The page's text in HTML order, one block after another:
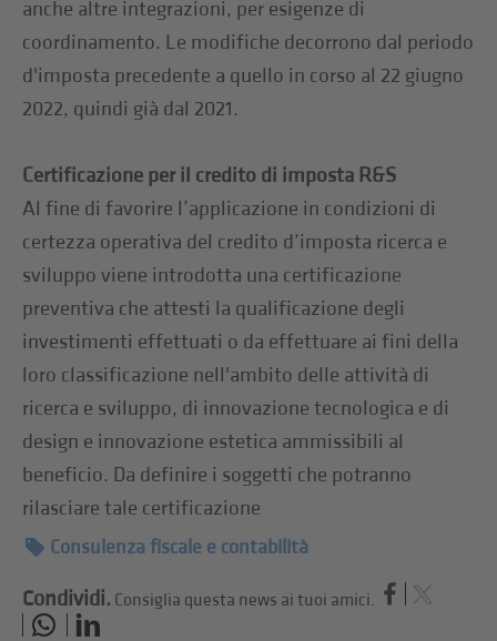
anche altre integrazioni, per esigenze di
coordinamento. Le modifiche decorrono dal periodo
d'imposta precedente a quello in corso al 22 giugno
2022, quindi già dal 2021.
Certificazione per il credito di imposta R&S
Al fine di favorire l’applicazione in condizioni di
certezza operativa del credito d’imposta ricerca e
sviluppo viene introdotta una certificazione
preventiva che attesti la qualificazione degli
investimenti effettuati o da effettuare ai fini della
loro classificazione nell'ambito delle attività di
ricerca e sviluppo, di innovazione tecnologica e di
design e innovazione estetica ammissibili al
beneficio. Da definire i soggetti che potranno
rilasciare tale certificazione
Consulenza fiscale e contabilità
Condividi. Consiglia questa news ai tuoi amici.